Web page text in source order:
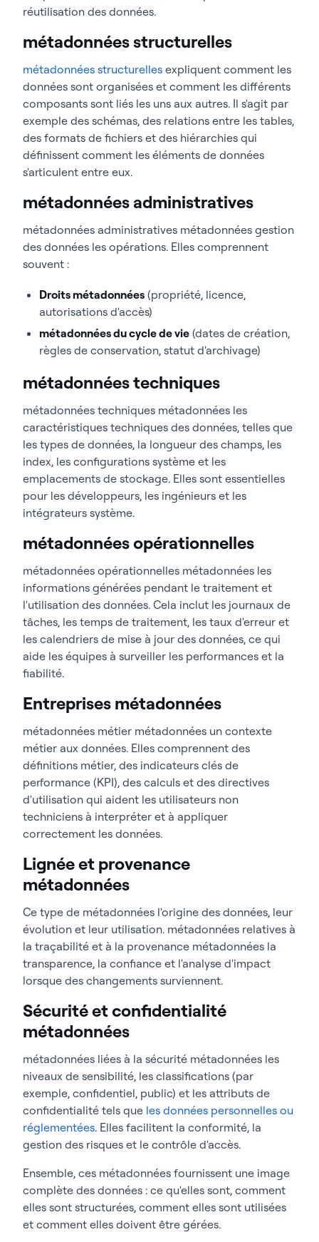
réutilisation des données.
métadonnées structurelles
métadonnées structurelles expliquent comment les
données sont organisées et comment les différents
composants sont liés les uns aux autres. Il s'agit par
exemple des schémas, des relations entre les tables,
des formats de fichiers et des hiérarchies qui
définissent comment les éléments de données
s'articulent entre eux.
métadonnées administratives
métadonnées administratives métadonnées gestion
des données les opérations. Elles comprennent
souvent :
Droits métadonnées (propriété, licence,
autorisations d'accès)
métadonnées du cycle de vie (dates de création,
règles de conservation, statut d'archivage)
métadonnées techniques
métadonnées techniques métadonnées les
caractéristiques techniques des données, telles que
les types de données, la longueur des champs, les
index, les configurations système et les
emplacements de stockage. Elles sont essentielles
pour les développeurs, les ingénieurs et les
intégrateurs système.
métadonnées opérationnelles
métadonnées opérationnelles métadonnées les
informations générées pendant le traitement et
l'utilisation des données. Cela inclut les journaux de
tâches, les temps de traitement, les taux d'erreur et
les calendriers de mise à jour des données, ce qui
aide les équipes à surveiller les performances et la
fiabilité.
Entreprises métadonnées
métadonnées métier métadonnées un contexte
métier aux données. Elles comprennent des
définitions métier, des indicateurs clés de
performance (KPI), des calculs et des directives
d'utilisation qui aident les utilisateurs non
techniciens à interpréter et à appliquer
correctement les données.
Lignée et provenance
métadonnées
Ce type de métadonnées l'origine des données, leur
évolution et leur utilisation. métadonnées relatives à
la traçabilité et à la provenance métadonnées la
transparence, la confiance et l'analyse d'impact
lorsque des changements surviennent.
Sécurité et confidentialité
métadonnées
métadonnées liées à la sécurité métadonnées les
niveaux de sensibilité, les classifications (par
exemple, confidentiel, public) et les attributs de
confidentialité tels que les données personnelles ou
réglementées. Elles facilitent la conformité, la
gestion des risques et le contrôle d'accès.
Ensemble, ces métadonnées fournissent une image
complète des données : ce qu'elles sont, comment
elles sont structurées, comment elles sont utilisées
et comment elles doivent être gérées.